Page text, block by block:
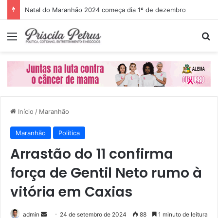
Natal do Maranhão 2024 começa dia 1º de dezembro
Menu
Início / Maranhão
Maranhão Política
Arrastão do 11 confirma
força de Gentil Neto rumo à
vitória em Caxias
admin 24 de setembro de 2024 88 1 minuto de leitura